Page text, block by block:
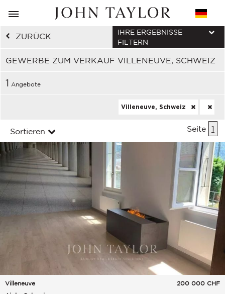
ZURÜCK
GEWERBE ZUM VERKAUF VILLENEUVE, SCHWEIZ
IHRE ERGEBNISSE
FILTERN
1 Angebote
Villeneuve, Schweiz
Sortieren Seite 1
Villeneuve
200 000 CHF